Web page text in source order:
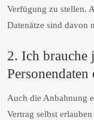
Verfügung zu stellen.
Datenätze sind davon
2. Ich brauche
Auch die Anbahnung
Vertrag selbst